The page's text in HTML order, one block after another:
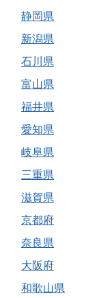
静岡県
新潟県
石川県
富山県
福井県
愛知県
岐阜県
三重県
滋賀県
京都府
奈良県
大阪府
和歌山県